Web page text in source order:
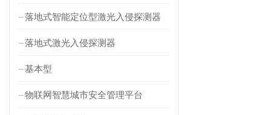
落地式智能定位型激光入侵探测器
落地式激光入侵探测器
基本型
物联网智慧城市安全管理平台